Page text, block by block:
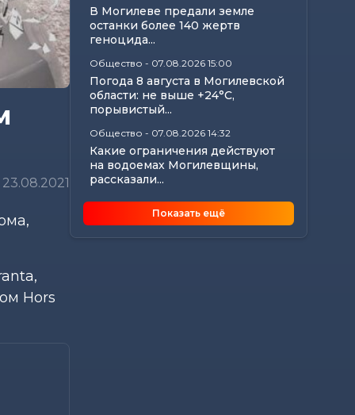
23.08.2021
Hors
В Могилеве предали земле
останки более 140 жертв
геноцида...
Общество - 07.08.2026 15:00
Погода 8 августа в Могилевской
области: не выше +24°С,
порывистый...
Общество - 07.08.2026 14:32
Какие ограничения действуют
на водоемах Могилевщины,
рассказали...
Экономика -07.08.2026 14:16
Передовиков жатвы чествовали
в Костюковичском районе
Показать ещё